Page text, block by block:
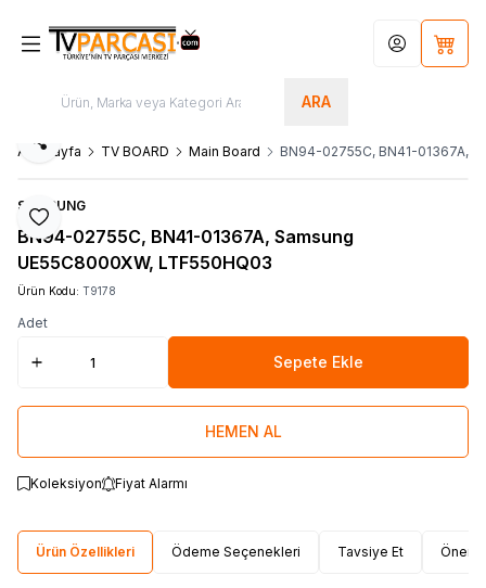
ARA
Hesabım
Ana Sayfa TV BOARD Main Board BN94-02755C, BN41-01367A,
Favoriye Ekle
Paylaş
SAMSUNG
BN94-02755C, BN41-01367A, Samsung
UE55C8000XW, LTF550HQ03
Ürün Kodu: T9178
Adet
Sepete Ekle
HEMEN AL
Koleksiyon Fiyat Alarmı
Ürün Özellikleri Ödeme Seçenekleri Tavsiye Et Öneri